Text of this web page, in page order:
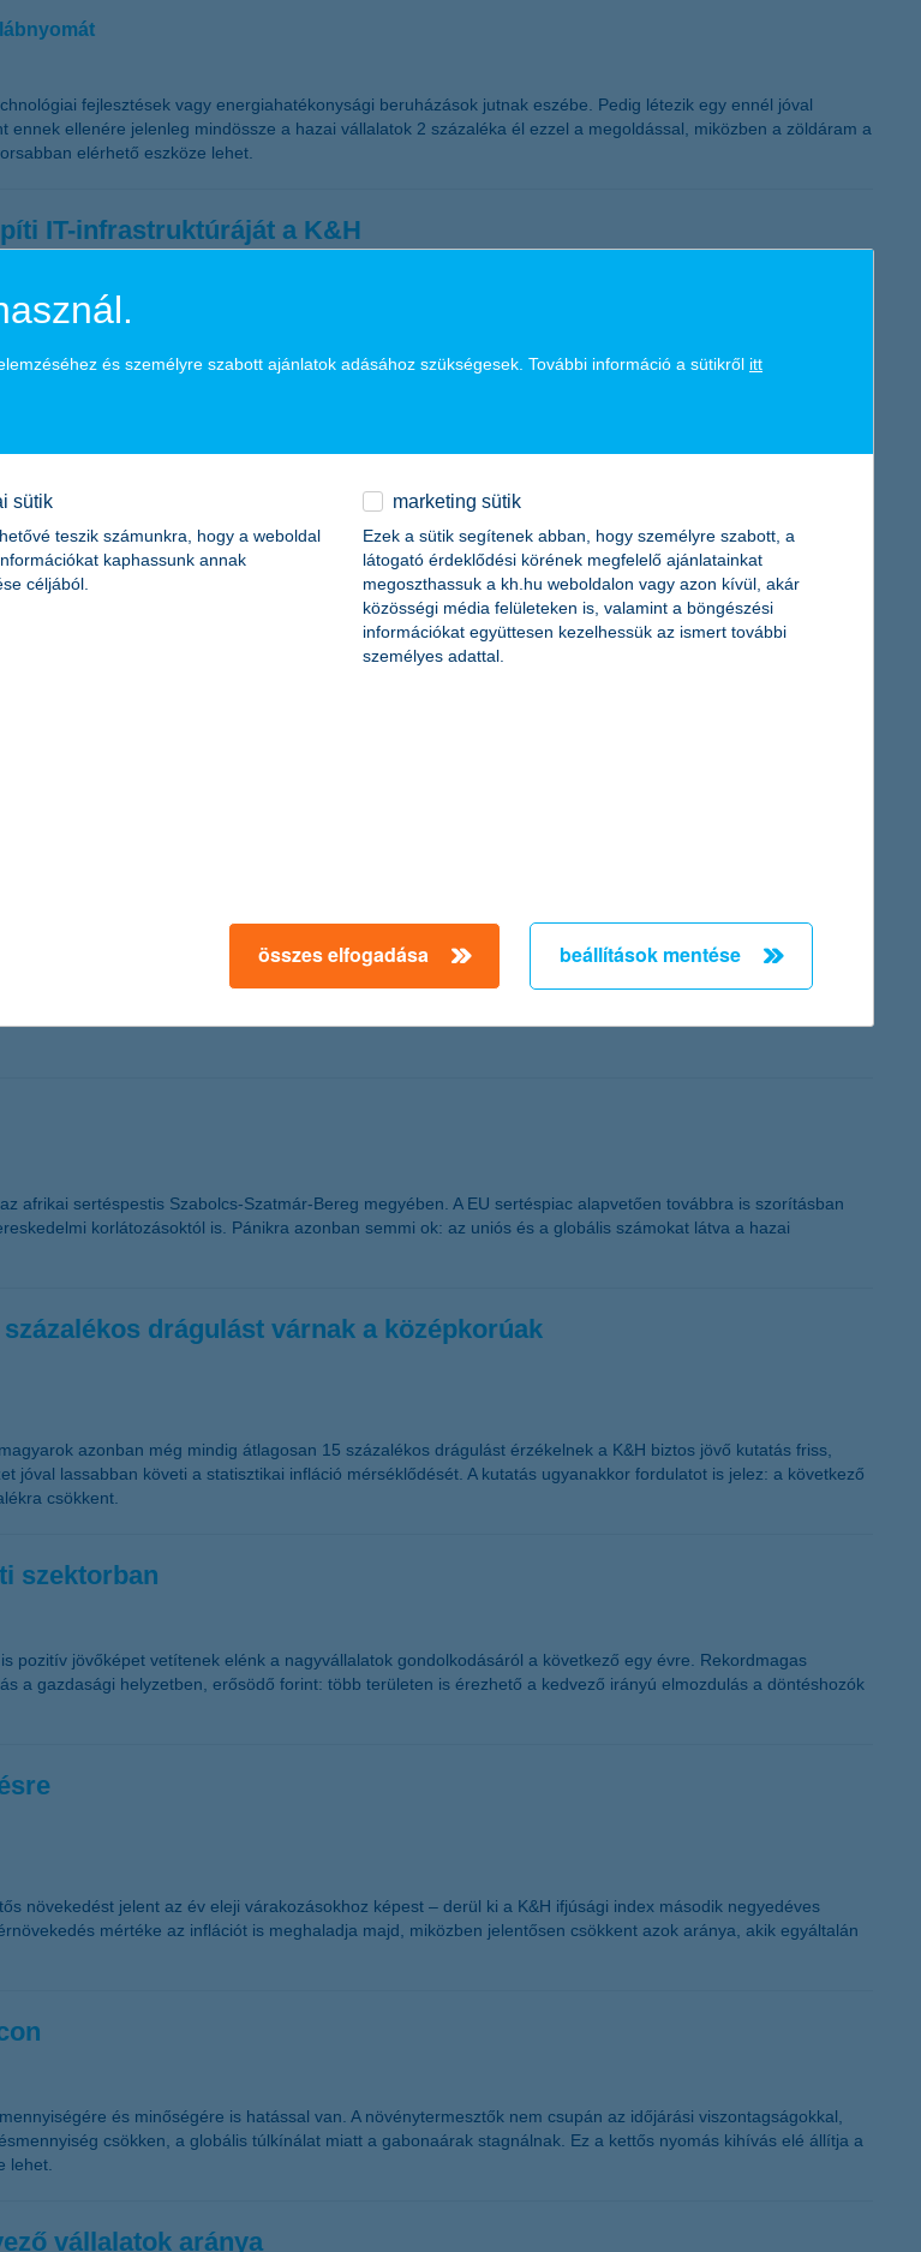
fejlesztések vagy energiahatékonysági beruházások jutnak eszébe. Pedig létezik egy ennél jóval
ellenére jelenleg mindössze a hazai vállalatok 2 százaléka él ezzel a megoldással, miközben a zöldáram a
elérhető eszköze lehet.
IT-infrastruktúráját a K&H
mindazt, amit az ügyfelek a banki ügyintézés során természetesnek vesznek: a gyorsaságot, a stabilitást és a
többen vannak azok, akik bizalommal tekintenek a következő egy évre e téren, amivel a mutató
(Hungary’s Best Digital Bank) díjat a Euromoney Awards for Excellence nemzetközi versenyén. A rangos
afrikai sertéspestis Szabolcs-Szatmár-Bereg megyében. A EU sertéspiac alapvetően továbbra is szorításban
korlátozásoktól is. Pánikra azonban semmi ok: az uniós és a globális számokat látva a hazai
drágulást várnak a középkorúak
azonban még mindig átlagosan 15 százalékos drágulást érzékelnek a K&H biztos jövő kutatás friss,
jóval lassabban követi a statisztikai infláció mérséklődését. A kutatás ugyanakkor fordulatot is jelez: a következő
csökkent.
szektorban
pozitív jövőképet vetítenek elénk a nagyvállalatok gondolkodásáról a következő egy évre. Rekordmagas
a gazdasági helyzetben, erősödő forint: több területen is érezhető a kedvező irányú elmozdulás a döntéshozók
növekedést jelent az év eleji várakozásokhoz képest – derül ki a K&H ifjúsági index második negyedéves
mértéke az inflációt is meghaladja majd, miközben jelentősen csökkent azok aránya, akik egyáltalán
és minőségére is hatással van. A növénytermesztők nem csupán az időjárási viszontagságokkal,
csökken, a globális túlkínálat miatt a gabonaárak stagnálnak. Ez a kettős nyomás kihívás elé állítja a
lehet.
vállalatok aránya
és személyre szabott ajánlatok adásához szükségesek. További információ a sütikről itt
sütik
teszik számunkra, hogy a weboldal
kaphassunk annak
céljából.
marketing sütik
Ezek a sütik segítenek abban, hogy személyre szabott, a
látogató érdeklődési körének megfelelő ajánlatainkat
megoszthassuk a kh.hu weboldalon vagy azon kívül, akár
közösségi média felületeken is, valamint a böngészési
információkat együttesen kezelhessük az ismert további
személyes adattal.
összes elfogadása beállítások mentése